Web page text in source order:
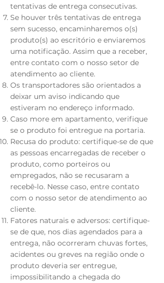
tentativas de entrega consecutivas.
Se houver três tentativas de entrega
sem sucesso, encaminharemos o(s)
produto(s) ao escritório e enviaremos
uma notificação. Assim que a receber,
entre contato com o nosso setor de
atendimento ao cliente.
Os transportadores são orientados a
deixar um aviso indicando que
estiveram no endereço informado.
Caso more em apartamento, verifique
se o produto foi entregue na portaria.
Recusa do produto: certifique-se de que
as pessoas encarregadas de receber o
produto, como porteiros ou
empregados, não se recusaram a
recebê-lo. Nesse caso, entre contato
com o nosso setor de atendimento ao
cliente.
Fatores naturais e adversos: certifique-
se de que, nos dias agendados para a
entrega, não ocorreram chuvas fortes,
acidentes ou greves na região onde o
produto deveria ser entregue,
impossibilitando a chegada do